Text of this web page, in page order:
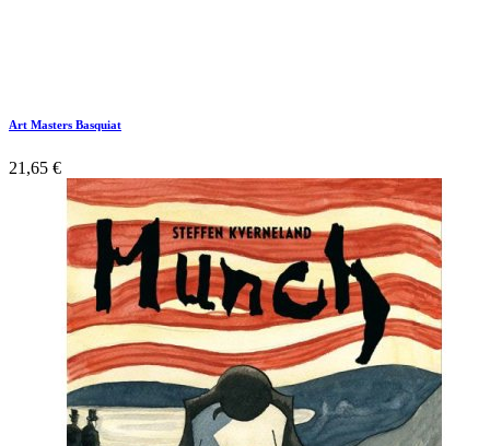
Art Masters Basquiat
21,65 €